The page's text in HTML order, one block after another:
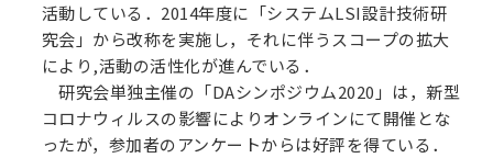
活動している．2014年度に「システムLSI設計技術研
究会」から改称を実施し，それに伴うスコープの拡大
により,活動の活性化が進んでいる．
研究会単独主催の「DAシンポジウム2020」は，新型
コロナウィルスの影響によりオンラインにて開催とな
ったが，参加者のアンケートからは好評を得ている．